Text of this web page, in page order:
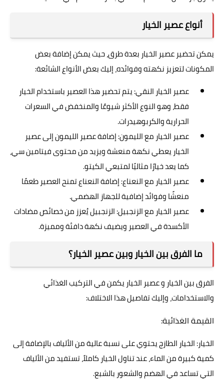
أنواع عصير الخيار
يمكن تحضير عصير الخيار بعدة طرق، حيث يمكن إضافة بعض
المكونات لتعزيز نكهته وفوائده، إليك بعض الأنواع الشائعة:
عصير الخيار النقي: يتم تحضير هذا العصير باستخدام الخيار
فقط، وهو النوع الأكثر شيوعًا والمنخفض في السعرات
الحرارية والكربوهيدرات.
عصير الخيار مع الليمون: إضافة عصير الليمون إلى عصير
الخيار يعطي نكهة منعشة ويزيد من محتوى فيتامين سي،
كما يعد خيارًا مثاليًا لمتبعي الكيتو.
عصير الخيار مع النعناع: إضافة النعناع تمنح العصير طعمًا
منعشًا وفوائد إضافية للجهاز الهضمي.
عصير الخيار مع الزنجبيل: الزنجبيل يُعزز من خصائص مضادات
الأكسدة في العصير ويضيف نكهة دافئة ومميزة.
ما الفرق بين الخيار وبين عصير الخيار؟
الفرق بين الخيار و عصير الخيار يكمن في التركيب الغذائي
والاستخدامات، وإليك تفاصيل هذا الاختلاف:
القيمة الغذائية:
الخيار: الخيار الطازج يحتوي على نسبة عالية من الألياف بالإضافة إلى
كمية كبيرة من الماء، عند تناول الخيار كاملاً، تستفيد من الألياف
التي تساعد في الهضم والشعور بالشبع.